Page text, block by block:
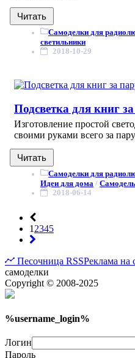
Читать
Самоделки для
светильники
2018-10-29
Подсветка для книг
Изготовление простой
своими руками всего за
Читать
Самоделки для
Идеи для дома /
2018-06-14
1 2345
Песочница RSSРеклама на
самоделки
Copyright © 2008-2025
%username_login%
Логин
Пароль